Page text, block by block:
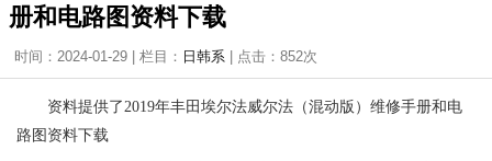
册和电路图资料下载
时间：2024-01-29 | 栏目： 日韩系 | 点击： 852次
资料提供了2019年丰田埃尔法威尔法（混动版）维修手册和电
路图资料下载